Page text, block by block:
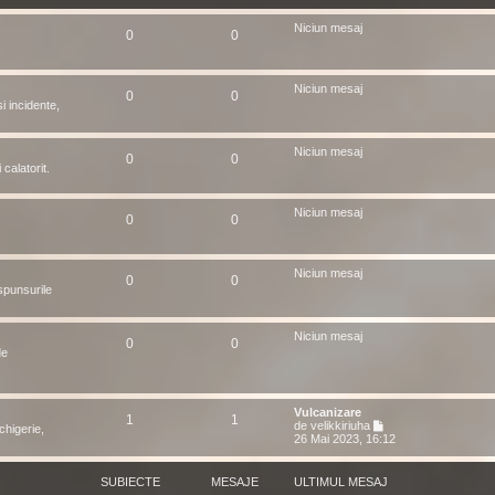
t
m
0 0 Niciun mesaj
incidente,
0 0 Niciun mesaj
0 0 Niciun mesaj
0 0 Niciun mesaj
0 0 Niciun mesaj
0 0 Niciun mesaj
1 1
Vulcanizare
de velikkiriuha
e
i
u
26 Mai 2023, 16:12
SUBIECTE MESAJE ULTIMUL MESAJ